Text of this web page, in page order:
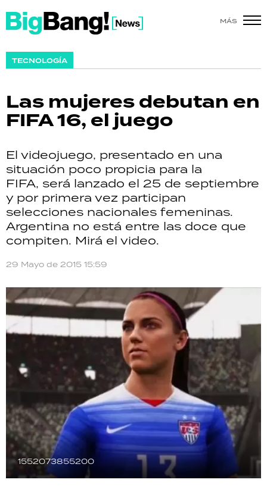
MÁS
TECNOLOGÍA
Las mujeres debutan en
FIFA 16, el juego
El videojuego, presentado en una
situación poco propicia para la
FIFA, será lanzado el 25 de septiembre
y por primera vez participan
selecciones nacionales femeninas.
Argentina no está entre las doce que
compiten. Mirá el video.
29 Mayo de 2015 15:59
1552073855200
SHOW
ACTUALIDAD
ECONOMÍA
GRAN HERMANO
SALUD
DEPORTES
TECNOLOGÍA
RECETAS
PALABRAS
HORÓSCOPO
Seguinos